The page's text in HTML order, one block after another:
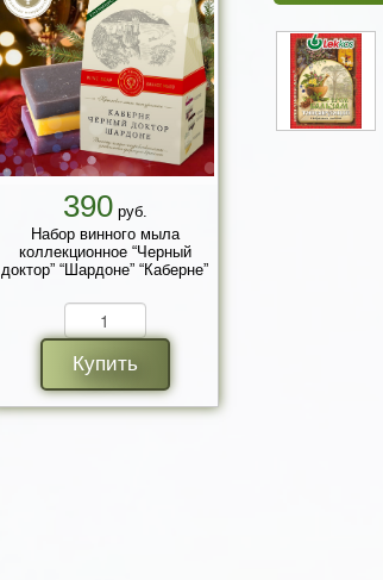
390руб.
Набор винного мыла
коллекционное “Черный
доктор” “Шардоне” “Каберне”
Купить